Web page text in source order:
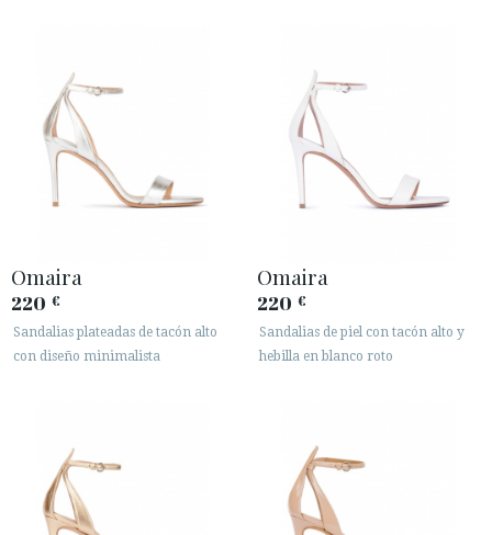
Omaira
220 €
Sandalias plateadas de tacón alto
con diseño minimalista
Omaira
220 €
Sandalias de piel con tacón alto y
hebilla en blanco roto